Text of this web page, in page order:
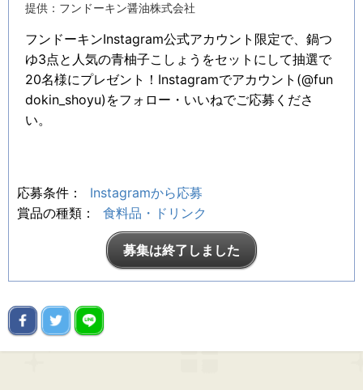
提供：フンドーキン醤油株式会社
フンドーキンInstagram公式アカウント限定で、鍋つ
ゆ3点と人気の青柚子こしょうをセットにして抽選で
20名様にプレゼント！Instagramでアカウント(@fun
dokin_shoyu)をフォロー・いいねでご応募くださ
い。
応募条件：
Instagramから応募
賞品の種類：
食料品・ドリンク
募集は終了しました